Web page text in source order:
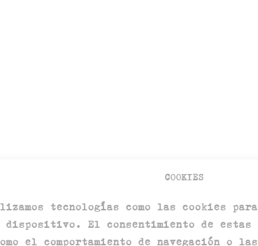
COOKIES
tecnologías como las cookies para
dispositivo. El consentimiento de estas
el comportamiento de navegación o las